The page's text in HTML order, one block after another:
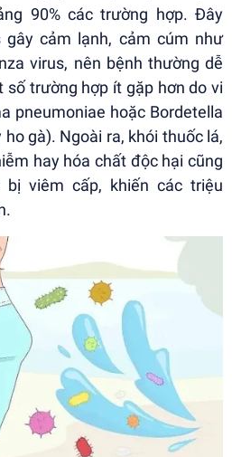
90% các trường hợp. Đây
cảm lạnh, cảm cúm như
virus, nên bệnh thường dễ
trường hợp ít gặp hơn do vi
pneumoniae hoặc Bordetella
gà). Ngoài ra, khói thuốc lá,
hay hóa chất độc hại cũng
viêm cấp, khiến các triệu